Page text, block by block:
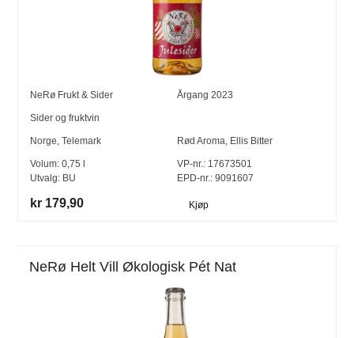
NeRø Frukt & Sider Årgang 2023
Sider og fruktvin
Norge,Telemark Rød Aroma, Ellis Bitter
Volum:0,75
Utvalg: BU
VP-nr.: 17673501
EPD-nr.: 9091607
kr 179,90 Kjøp
NeRø Helt Vill Økologisk Pét Nat